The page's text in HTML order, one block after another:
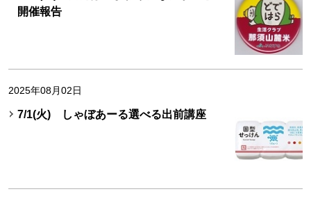
開催報告
2025年08月02日
7/1(火) しゃぼあーる選べる出前講座